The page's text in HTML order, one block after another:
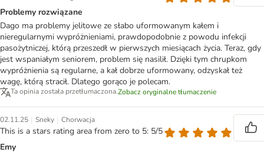
Problemy rozwiązane
Dago ma problemy jelitowe ze słabo uformowanym kałem i
nieregularnymi wypróżnieniami, prawdopodobnie z powodu infekcji
pasożytniczej, którą przeszedł w pierwszych miesiącach życia. Teraz, gdy
jest wspaniałym seniorem, problem się nasilił. Dzięki tym chrupkom
wypróżnienia są regularne, a kał dobrze uformowany, odzyskał też
wagę, którą stracił. Dlatego gorąco je polecam.
Ta opinia została przetłumaczona.Zobacz oryginalne tłumaczenie
02.11.25 | Sneky | Chorwacja
This is a stars rating area from zero to 5: 5/5
Emy